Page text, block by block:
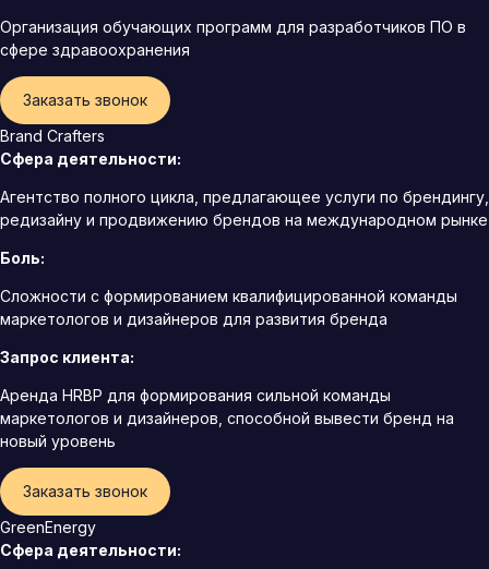
Организация обучающих программ для разработчиков ПО в
сфере здравоохранения
Заказать звонок
Brand Crafters
Сфера деятельности:
Агентство полного цикла, предлагающее услуги по брендингу,
редизайну и продвижению брендов на международном рынке
Боль:
Сложности с формированием квалифицированной команды
маркетологов и дизайнеров для развития бренда
Запрос клиента:
Аренда HRBP для формирования сильной команды
маркетологов и дизайнеров, способной вывести бренд на
новый уровень
Заказать звонок
GreenEnergy
Сфера деятельности: